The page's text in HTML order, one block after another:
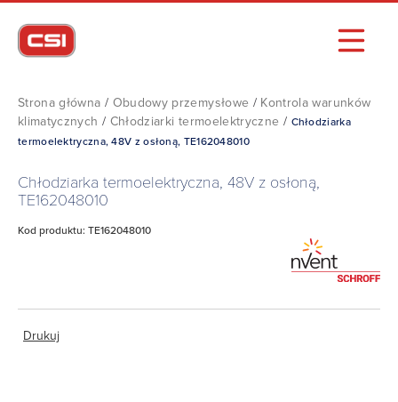
Strona główna / Obudowy przemysłowe / Kontrola warunków
klimatycznych / Chłodziarki termoelektryczne / Chłodziarka
termoelektryczna, 48V z osłoną, TE162048010
Chłodziarka termoelektryczna, 48V z osłoną,
TE162048010
Kod produktu: TE162048010
Drukuj